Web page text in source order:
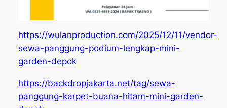
https://wulanproduction.com/2025/12/11/vendor-
sewa-panggung-podium-lengkap-mini-
garden-depok
https://backdropjakarta.net/tag/sewa-
panggung-karpet-buana-hitam-mini-garden-